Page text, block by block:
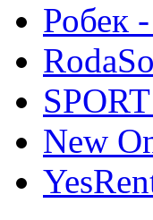
Робек
New